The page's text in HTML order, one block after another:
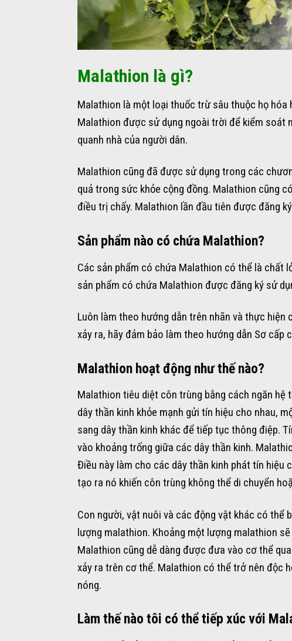
Malathion là gì?
Malathion là một loại thuốc trừ sâu thuộc họ
Malathion được sử dụng ngoài trời để kiểm soát
quanh nhà của người dân.
Malathion cũng đã được sử dụng trong các
quả trong sức khỏe cộng đồng. Malathion cũng
điều trị chấy. Malathion lần đầu tiên được đăng
Sản phẩm nào có chứa Malathion?
Các sản phẩm có chứa Malathion có thể là chất
sản phẩm có chứa Malathion được đăng ký sử
Luôn làm theo hướng dẫn trên nhãn và thực
xảy ra, hãy đảm bảo làm theo hướng dẫn Sơ cấp
Malathion hoạt động như thế nào?
Malathion tiêu diệt côn trùng bằng cách ngăn hệ
dây thần kinh khỏe mạnh gửi tín hiệu cho nhau,
sang dây thần kinh khác để tiếp tục thông điệp.
vào khoảng trống giữa các dây thần kinh.
Điều này làm cho các dây thần kinh phát tín hiệu
tạo ra nó khiến côn trùng không thể di chuyển
Con người, vật nuôi và các động vật khác có thể
lượng malathion. Khoảng một lượng malathion
Malathion cũng dễ dàng được đưa vào cơ thể
xảy ra trên cơ thể. Malathion có thể trở nên độc
nóng.
Làm thế nào tôi có thể tiếp xúc với